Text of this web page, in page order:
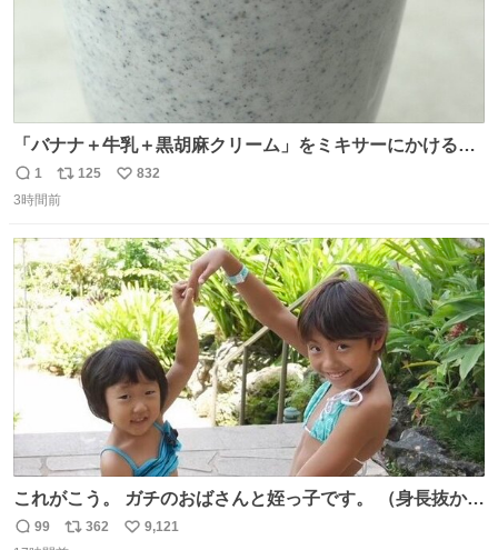
「バナナ＋牛乳＋黒胡麻クリーム」をミキサーにかけるだ
けで、濃厚な黒胡麻スムージーができます！ バナナの甘み
と黒胡麻の香ばしさは相性◎なので、ぜひ試してみてくだ
返
信
1
リ
ポ
ト
数
125
い
数
832
3時間前
これがこう。 ガチのおばさんと姪っ子です。 （身長抜かさ
返
99
リ
362
い
9,121